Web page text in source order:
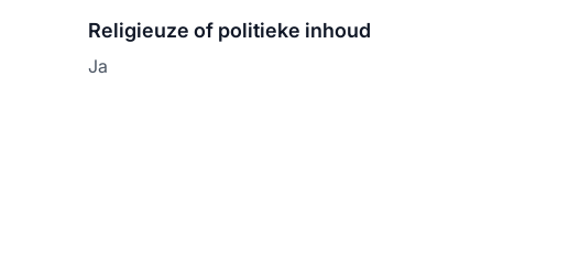
Religieuze of politieke inhoud
Ja